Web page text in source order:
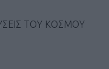
ΤΟΥ ΚΟΣΜΟΥ